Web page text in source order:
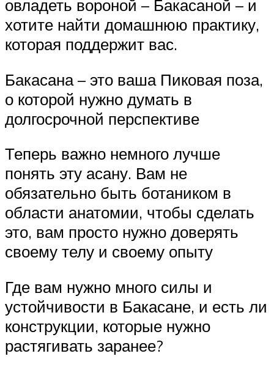
овладеть вороной – Бакасаной – и
хотите найти домашнюю практику,
которая поддержит вас.
Бакасана – это ваша Пиковая поза,
о которой нужно думать в
долгосрочной перспективе
Теперь важно немного лучше
понять эту асану. Вам не
обязательно быть ботаником в
области анатомии, чтобы сделать
это, вам просто нужно доверять
своему телу и своему опыту
Где вам нужно много силы и
устойчивости в Бакасане, и есть ли
конструкции, которые нужно
растягивать заранее?